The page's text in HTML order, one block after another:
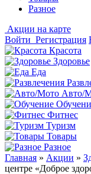
Разное
Акции на карте
Войти Регистрация
Красота
Здоровье
Еда
Авто/
Фитнес
Туризм
Товары
Разное
Главная » Акции »
центре «Доброе